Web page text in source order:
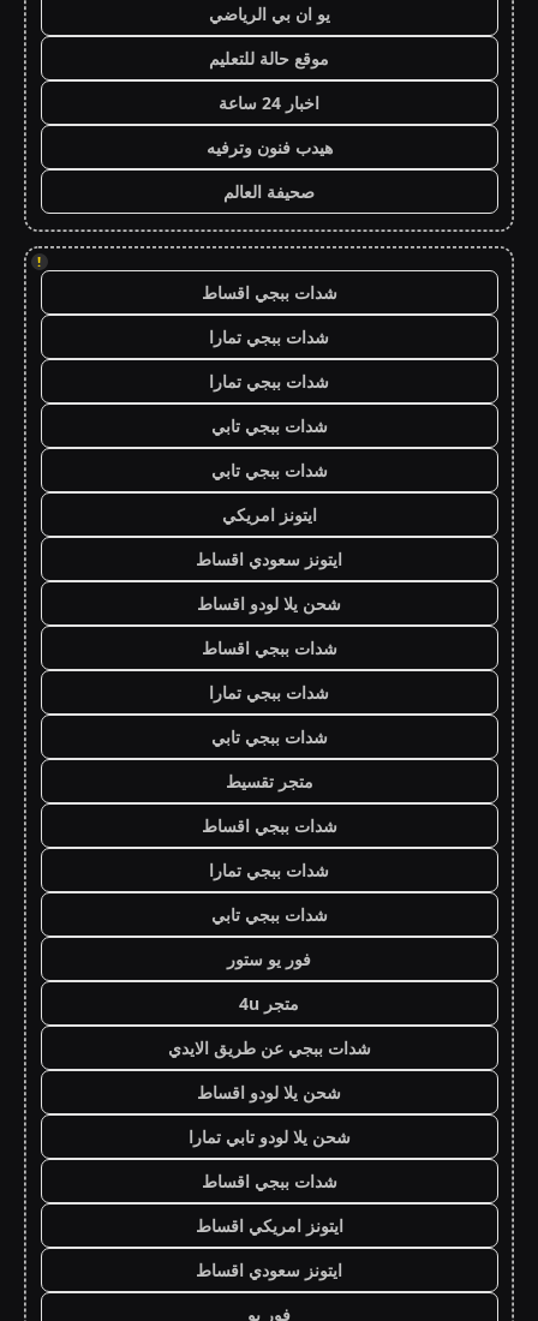
يو ان بي الرياضي
موقع حالة للتعليم
اخبار 24 ساعة
هيدب فنون وترفيه
صحيفة العالم
!
شدات ببجي اقساط
شدات ببجي تمارا
شدات ببجي تمارا
شدات ببجي تابي
شدات ببجي تابي
ايتونز امريكي
ايتونز سعودي اقساط
شحن يلا لودو اقساط
شدات ببجي اقساط
شدات ببجي تمارا
شدات ببجي تابي
متجر تقسيط
شدات ببجي اقساط
شدات ببجي تمارا
شدات ببجي تابي
فور يو ستور
متجر 4u
شدات ببجي عن طريق الايدي
شحن يلا لودو اقساط
شحن يلا لودو تابي تمارا
شدات ببجي اقساط
ايتونز امريكي اقساط
ايتونز سعودي اقساط
فور يو